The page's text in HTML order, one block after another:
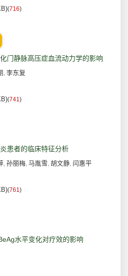
(716)
门静脉高压症血流动力学的影响
, 李东复
(741)
患者的临床特征分析
, 孙丽梅, 马胤雪, 胡文静, 闫惠平
(761)
水平变化对疗效的影响